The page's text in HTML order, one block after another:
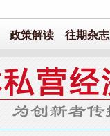
政策解读 往期杂志